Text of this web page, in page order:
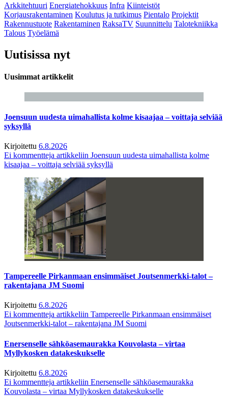
Arkkitehtuuri Energiatehokkuus Infra Kiinteistöt
Korjausrakentaminen Koulutus ja tutkimus Pientalo Projektit
Rakennustuote Rakentaminen RaksaTV Suunnittelu Talotekniikka
Talous Työelämä
Uutisissa nyt
Uusimmat artikkelit
Joensuun uudesta uimahallista kolme kisaajaa – voittaja selviää
syksyllä
Kirjoitettu 6.8.2026
Ei kommentteja artikkeliin Joensuun uudesta uimahallista kolme
kisaajaa – voittaja selviää syksyllä
Tampereelle Pirkanmaan ensimmäiset Joutsenmerkki-talot –
rakentajana JM Suomi
Kirjoitettu 6.8.2026
Ei kommentteja artikkeliin Tampereelle Pirkanmaan ensimmäiset
Joutsenmerkki-talot – rakentajana JM Suomi
Enersenselle sähköasemaurakka Kouvolasta – virtaa
Myllykosken datakeskukselle
Kirjoitettu 6.8.2026
Ei kommentteja artikkeliin Enersenselle sähköasemaurakka
Kouvolasta – virtaa Myllykosken datakeskukselle